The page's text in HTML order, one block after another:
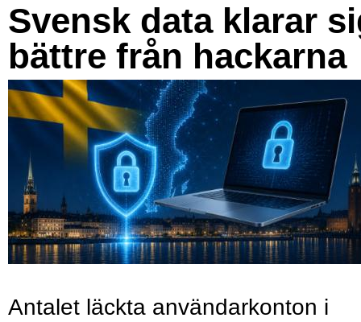
Svensk data klarar
bättre från hackarna
Antalet läckta användarkonton i